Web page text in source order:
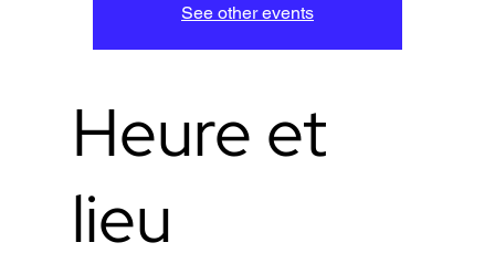
See other events
Heure et
lieu